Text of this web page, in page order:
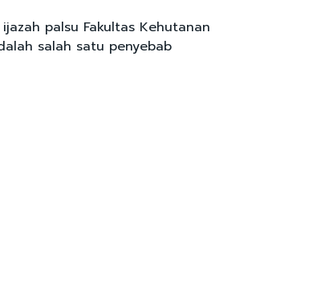
palsu Fakultas Kehutanan
salah satu penyebab